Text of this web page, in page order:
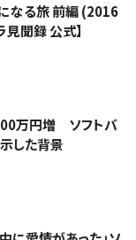
なる旅 前編 (2016
見聞録 公式】
万円増 ソフトバ
した背景